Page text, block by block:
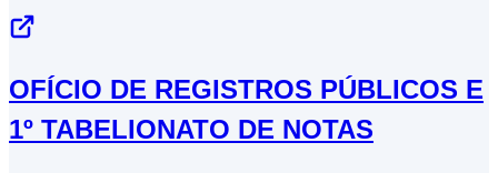
OFÍCIO DE REGISTROS PÚBLICOS E
1º TABELIONATO DE NOTAS